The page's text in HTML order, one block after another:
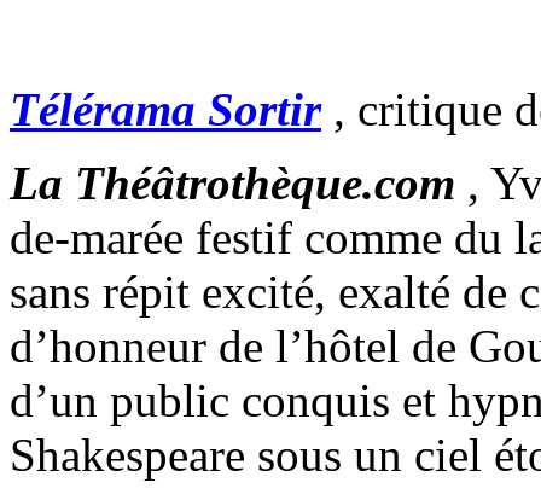
Télérama Sortir , critique
La Théâtrothèque.com ,
de-marée festif comme du
sans répit excité, exalté de
d’honneur de l’hôtel de
d’un public conquis et
Shakespeare sous un ciel